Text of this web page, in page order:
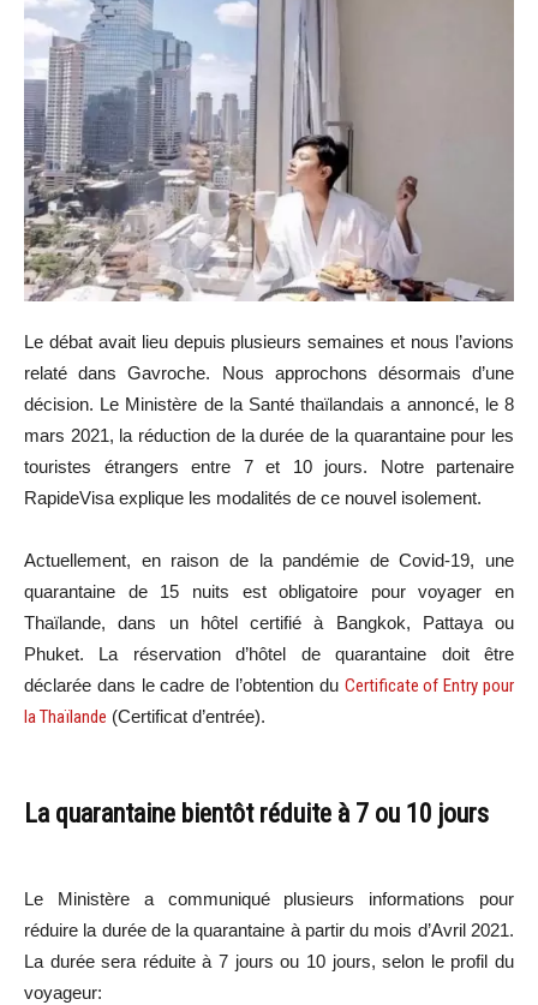
Le débat avait lieu depuis plusieurs semaines et nous l’avions
relaté dans Gavroche. Nous approchons désormais d’une
décision. Le Ministère de la Santé thaïlandais a annoncé, le 8
mars 2021, la réduction de la durée de la quarantaine pour les
touristes étrangers entre 7 et 10 jours. Notre partenaire
RapideVisa explique les modalités de ce nouvel isolement.
Actuellement, en raison de la pandémie de Covid-19, une
quarantaine de 15 nuits est obligatoire pour voyager en
Thaïlande, dans un hôtel certifié à Bangkok, Pattaya ou
Phuket. La réservation d’hôtel de quarantaine doit être
déclarée dans le cadre de l’obtention du Certificate of Entry pour
la Thaïlande (Certificat d’entrée).
La quarantaine bientôt réduite à 7 ou 10 jours
Le Ministère a communiqué plusieurs informations pour
réduire la durée de la quarantaine à partir du mois d’Avril 2021.
La durée sera réduite à 7 jours ou 10 jours, selon le profil du
voyageur: